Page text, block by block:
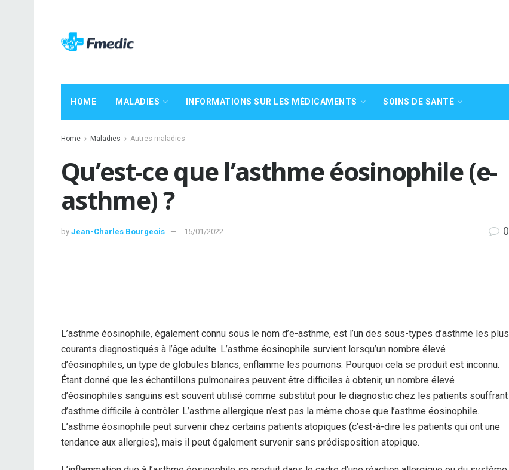
HOME MALADIES INFORMATIONS SUR LES MÉDICAMENTS SOINS DE SANTÉ
Home Maladies Autres maladies
Qu’est-ce que l’asthme éosinophile (e-
asthme) ?
by Jean-Charles Bourgeois 15/01/2022 0
L’asthme éosinophile, également connu sous le nom d’e-asthme, est l’un des sous-types d’asthme les plus
courants diagnostiqués à l’âge adulte. L’asthme éosinophile survient lorsqu’un nombre élevé
d’éosinophiles, un type de globules blancs, enflamme les poumons. Pourquoi cela se produit est inconnu.
Étant donné que les échantillons pulmonaires peuvent être difficiles à obtenir, un nombre élevé
d’éosinophiles sanguins est souvent utilisé comme substitut pour le diagnostic chez les patients souffrant
d’asthme difficile à contrôler. L’asthme allergique n’est pas la même chose que l’asthme éosinophile.
L’asthme éosinophile peut survenir chez certains patients atopiques (c’est-à-dire les patients qui ont une
tendance aux allergies), mais il peut également survenir sans prédisposition atopique.